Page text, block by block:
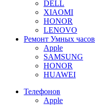
DELL
XIAOMI
HONOR
LENOVO
Ремонт Умных часов
Apple
SAMSUNG
HONOR
HUAWEI
Телефонов
Apple